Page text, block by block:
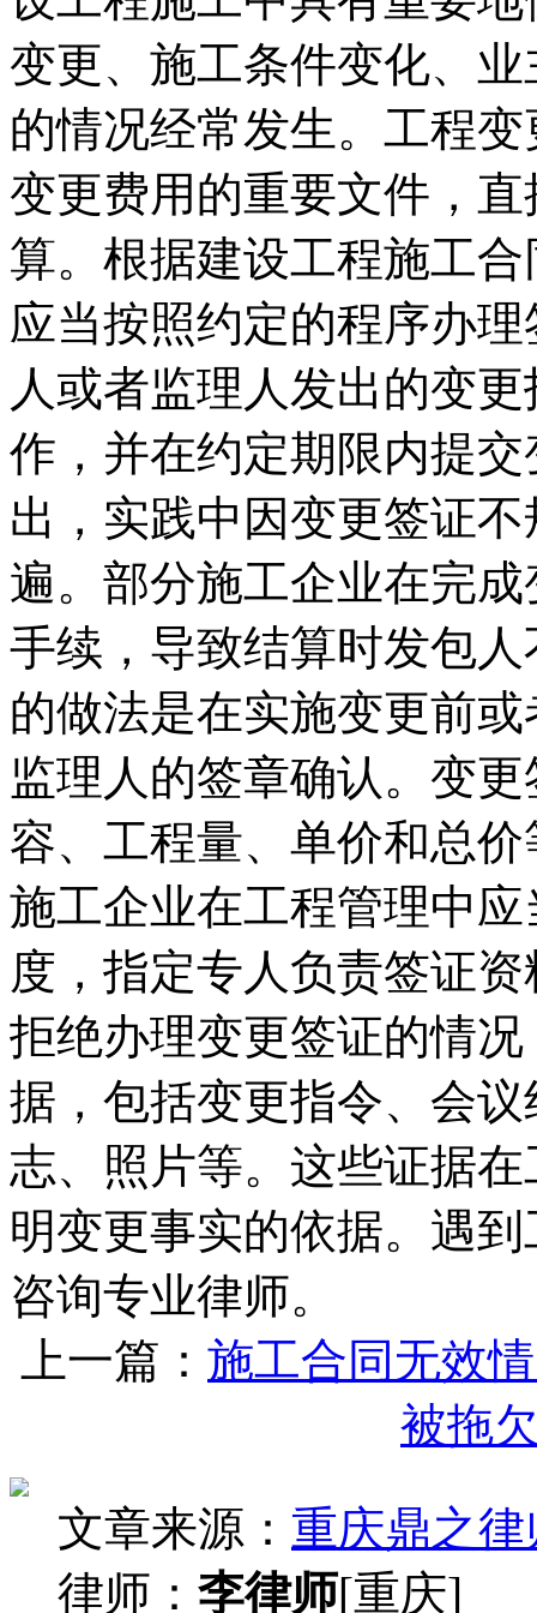
变更、施工条件变化、
的情况经常发生。工程
变更费用的重要文件，
算。根据建设工程施工
应当按照约定的程序办
人或者监理人发出的变
作，并在约定期限内提
出，实践中因变更签证
遍。部分施工企业在完
手续，导致结算时发包
的做法是在实施变更前
监理人的签章确认。变
容、工程量、单价和总
施工企业在工程管理中
度，指定专人负责签证
拒绝办理变更签证的情
据，包括变更指令、会
志、照片等。这些证据
明变更事实的依据。遇
咨询专业律师。
上一篇： 施工合同无效
被拖
文章来源： 重庆鼎之
律师： 李律师[重庆]